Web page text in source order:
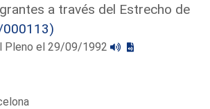
a través del Estrecho de
Pleno el 29/09/1992